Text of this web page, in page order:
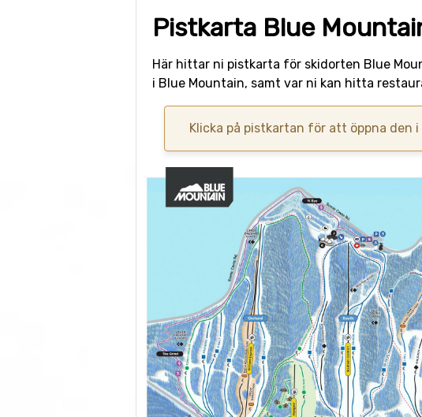
Pistkarta Blue
Här hittar ni pistkarta för skidorten Blue
i Blue Mountain, samt var ni kan hitta
Klicka på pistkartan för att öppna den